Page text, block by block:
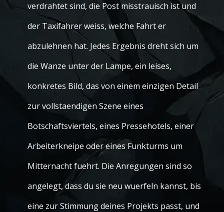
verdrahtet sind, die Post misstrauisch ist und
der Taxifahrer weiss, welche Fahrt er
abzulehnen hat. Jedes Ergebnis dreht sich um
die Wanze unter der Lampe, ein leises,
konkretes Bild, das von einem einzigen Detail
zur vollstaendigen Szene eines
Botschaftsviertels, eines Pressehotels, einer
Arbeiterkneipe oder eines Funkturms um
Mitternacht fuehrt. Die Anregungen sind so
angelegt, dass du sie neu wuerfeln kannst, bis
eine zur Stimmung deines Projekts passt, und